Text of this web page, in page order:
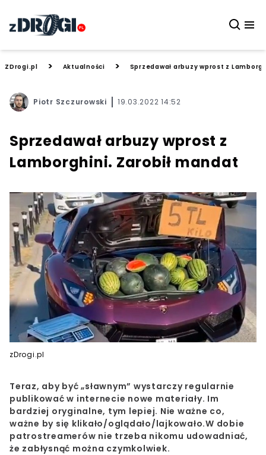
ZDrogi.pl > Aktualności > Sprzedawał arbuzy wprost z
Piotr Szczurowski 19.03.2022 14:52
Sprzedawał arbuzy wprost z
Lamborghini. Zarobił mandat
zDrogi.pl
Teraz, aby być „sławnym” wystarczy regularnie
publikować w internecie nowe materiały. Im
bardziej oryginalne, tym lepiej. Nie ważne co,
ważne by się klikało/oglądało/lajkowało.W dobie
patrostreamerów nie trzeba nikomu udowadniać,
że zabłysnąć można czymkolwiek.